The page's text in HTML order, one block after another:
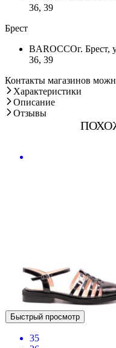
36, 39
Брест
BAROCCOг. Брест,
36, 39
Контакты магазинов
Характеристики
Описание
Отзывы
Быстрый просмотр
35